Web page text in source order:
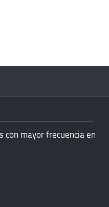
con mayor frecuencia en